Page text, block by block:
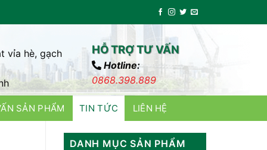
vỉa hè, gạch HỖ TRỢ TƯ VẤN
Hotline:
0868.398.889
SẢN PHẨM TIN TỨC LIÊN HỆ
DANH MỤC SẢN PHẨM